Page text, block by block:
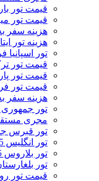
قیمت تور
قیمت تور
هزینه سفر
هزینه تور
تور اسپانیا
قیمت تور
قیمت تور
قیمت تور
هزینه سفر
تور
مجری
تور قبرس
تور انگلیس ۱۴۰5
تور بلاروس 1405
تور
قیمت تور